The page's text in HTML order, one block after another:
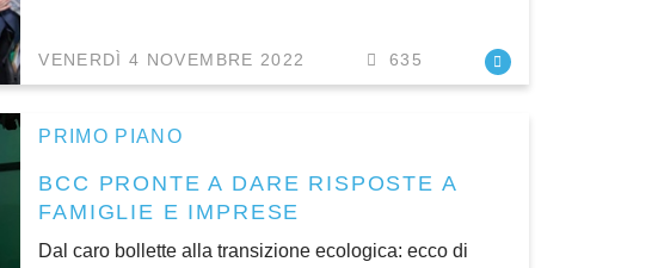
VENERDÌ 4 NOVEMBRE 2022 635
PRIMO PIANO
BCC PRONTE A DARE RISPOSTE A
FAMIGLIE E IMPRESE
Dal caro bollette alla transizione ecologica: ecco di